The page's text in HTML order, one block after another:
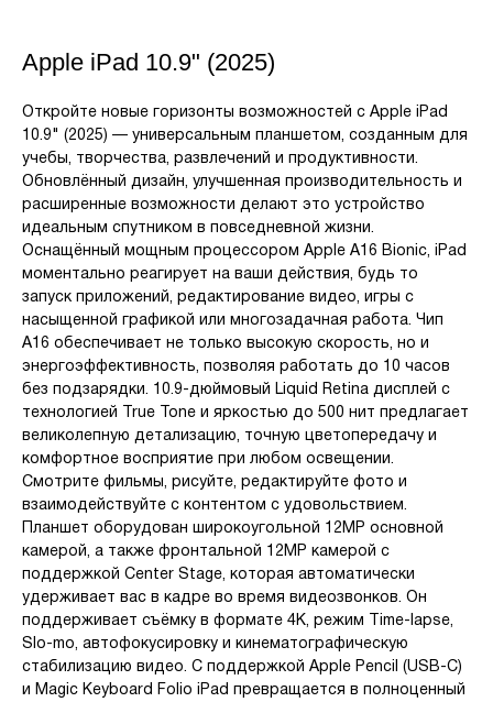
Apple iPad 10.9" (2025)
Откройте новые горизонты возможностей с Apple iPad
10.9" (2025) — универсальным планшетом, созданным для
учебы, творчества, развлечений и продуктивности.
Обновлённый дизайн, улучшенная производительность и
расширенные возможности делают это устройство
идеальным спутником в повседневной жизни.
Оснащённый мощным процессором Apple A16 Bionic, iPad
моментально реагирует на ваши действия, будь то
запуск приложений, редактирование видео, игры с
насыщенной графикой или многозадачная работа. Чип
A16 обеспечивает не только высокую скорость, но и
энергоэффективность, позволяя работать до 10 часов
без подзарядки. 10.9-дюймовый Liquid Retina дисплей с
технологией True Tone и яркостью до 500 нит предлагает
великолепную детализацию, точную цветопередачу и
комфортное восприятие при любом освещении.
Смотрите фильмы, рисуйте, редактируйте фото и
взаимодействуйте с контентом с удовольствием.
Планшет оборудован широкоугольной 12MP основной
камерой, а также фронтальной 12MP камерой с
поддержкой Center Stage, которая автоматически
удерживает вас в кадре во время видеозвонков. Он
поддерживает съёмку в формате 4K, режим Time-lapse,
Slo-mo, автофокусировку и кинематографическую
стабилизацию видео. С поддержкой Apple Pencil (USB-C)
и Magic Keyboard Folio iPad превращается в полноценный